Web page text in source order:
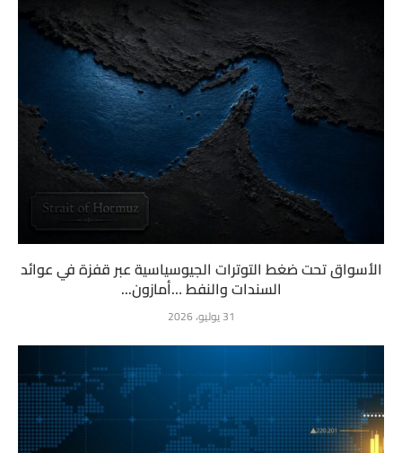
الأسواق تحت ضغط التوترات الجيوسياسية عبر قفزة في عوائد
السندات والنفط …أمازون...
31 يوليو، 2026